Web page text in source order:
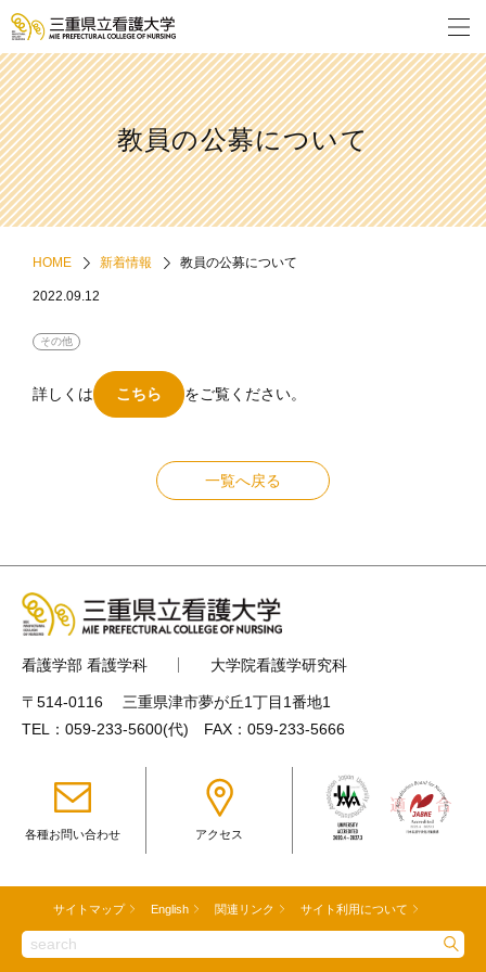
教員の公募について
HOME 新着情報 教員の公募について
2022.09.12
その他
詳しくは こちら をご覧ください。
一覧へ戻る
看護学部 看護学科 大学院看護学研究科
〒514-0116 三重県津市夢が丘1丁目1番地1
TEL： 059-233-5600(代) FAX：059-233-5666
各種お問い合わせ アクセス
サイトマップ English 関連リンク サイト利用について